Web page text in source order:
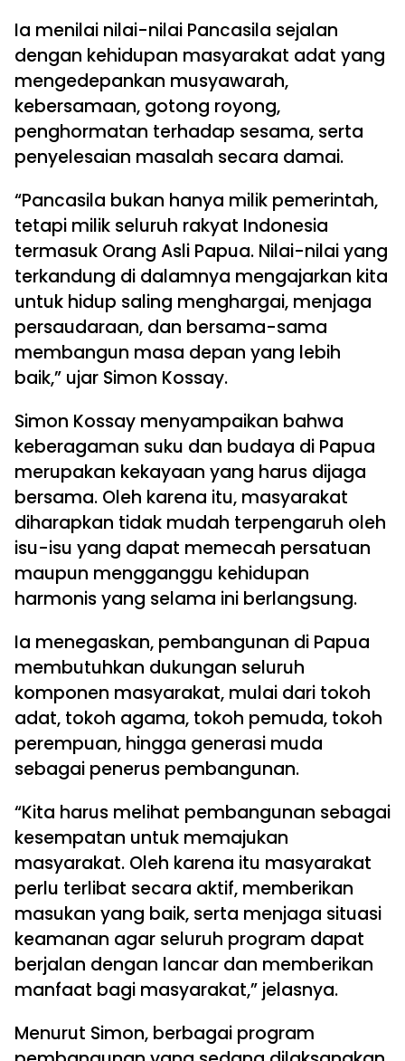
Ia menilai nilai-nilai Pancasila sejalan
dengan kehidupan masyarakat adat yang
mengedepankan musyawarah,
kebersamaan, gotong royong,
penghormatan terhadap sesama, serta
penyelesaian masalah secara damai.
“Pancasila bukan hanya milik pemerintah,
tetapi milik seluruh rakyat Indonesia
termasuk Orang Asli Papua. Nilai-nilai yang
terkandung di dalamnya mengajarkan kita
untuk hidup saling menghargai, menjaga
persaudaraan, dan bersama-sama
membangun masa depan yang lebih
baik,” ujar Simon Kossay.
Simon Kossay menyampaikan bahwa
keberagaman suku dan budaya di Papua
merupakan kekayaan yang harus dijaga
bersama. Oleh karena itu, masyarakat
diharapkan tidak mudah terpengaruh oleh
isu-isu yang dapat memecah persatuan
maupun mengganggu kehidupan
harmonis yang selama ini berlangsung.
Ia menegaskan, pembangunan di Papua
membutuhkan dukungan seluruh
komponen masyarakat, mulai dari tokoh
adat, tokoh agama, tokoh pemuda, tokoh
perempuan, hingga generasi muda
sebagai penerus pembangunan.
“Kita harus melihat pembangunan sebagai
kesempatan untuk memajukan
masyarakat. Oleh karena itu masyarakat
perlu terlibat secara aktif, memberikan
masukan yang baik, serta menjaga situasi
keamanan agar seluruh program dapat
berjalan dengan lancar dan memberikan
manfaat bagi masyarakat,” jelasnya.
Menurut Simon, berbagai program